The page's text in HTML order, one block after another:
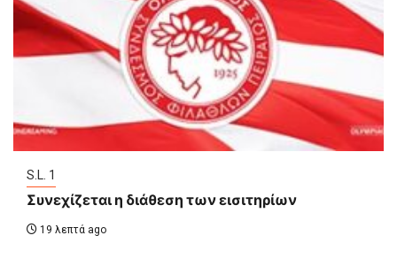
S.L. 1
Συνεχίζεται η διάθεση των εισιτηρίων
19 λεπτά ago